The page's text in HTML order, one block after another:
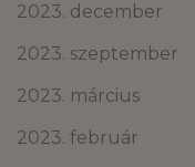
2023. december
2023. szeptember
2023. március
2023. február